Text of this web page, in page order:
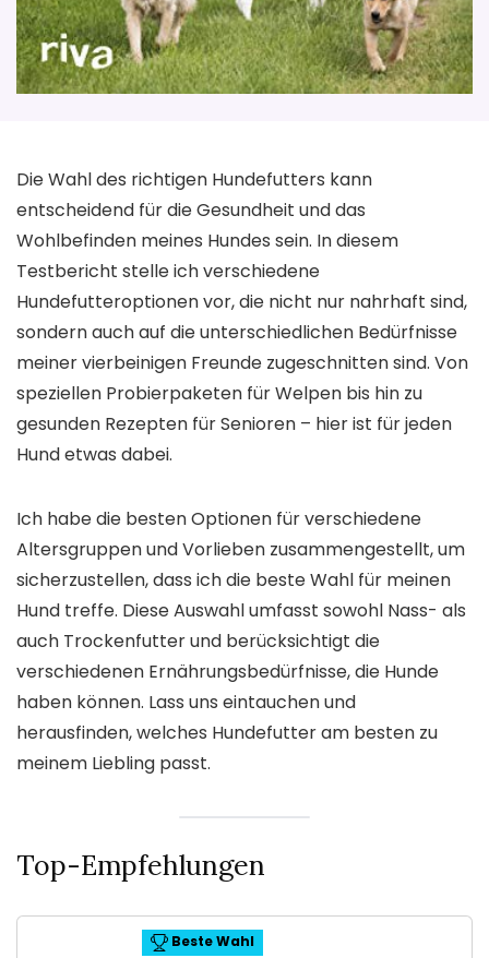
Die Wahl des richtigen Hundefutters kann
entscheidend für die Gesundheit und das
Wohlbefinden meines Hundes sein. In diesem
Testbericht stelle ich verschiedene
Hundefutteroptionen vor, die nicht nur nahrhaft sind,
sondern auch auf die unterschiedlichen Bedürfnisse
meiner vierbeinigen Freunde zugeschnitten sind. Von
speziellen Probierpaketen für Welpen bis hin zu
gesunden Rezepten für Senioren – hier ist für jeden
Hund etwas dabei.
Ich habe die besten Optionen für verschiedene
Altersgruppen und Vorlieben zusammengestellt, um
sicherzustellen, dass ich die beste Wahl für meinen
Hund treffe. Diese Auswahl umfasst sowohl Nass- als
auch Trockenfutter und berücksichtigt die
verschiedenen Ernährungsbedürfnisse, die Hunde
haben können. Lass uns eintauchen und
herausfinden, welches Hundefutter am besten zu
meinem Liebling passt.
Top-Empfehlungen
Beste Wahl